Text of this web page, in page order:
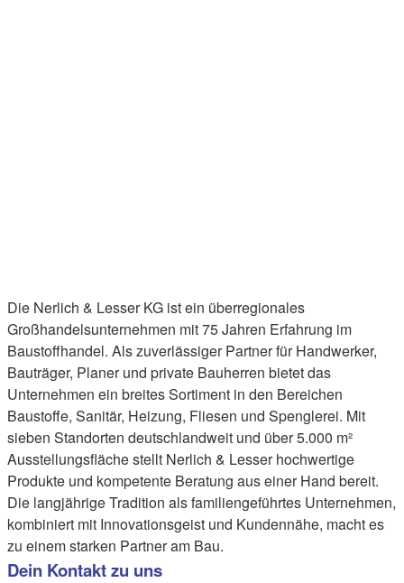
Die Nerlich & Lesser KG ist ein überregionales
Großhandelsunternehmen mit 75 Jahren Erfahrung im
Baustoffhandel. Als zuverlässiger Partner für Handwerker,
Bauträger, Planer und private Bauherren bietet das
Unternehmen ein breites Sortiment in den Bereichen
Baustoffe, Sanitär, Heizung, Fliesen und Spenglerei. Mit
sieben Standorten deutschlandweit und über 5.000 m²
Ausstellungsfläche stellt Nerlich & Lesser hochwertige
Produkte und kompetente Beratung aus einer Hand bereit.
Die langjährige Tradition als familiengeführtes Unternehmen,
kombiniert mit Innovationsgeist und Kundennähe, macht es
zu einem starken Partner am Bau.
Dein Kontakt zu uns